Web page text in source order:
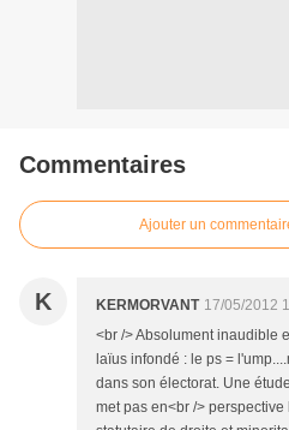
Commentaires
Ajouter un
K KERMORVANT 17/05/2012
<br /> Absolument inaudible
laïus infondé : le ps =
dans son électorat. Une
met pas en<br />